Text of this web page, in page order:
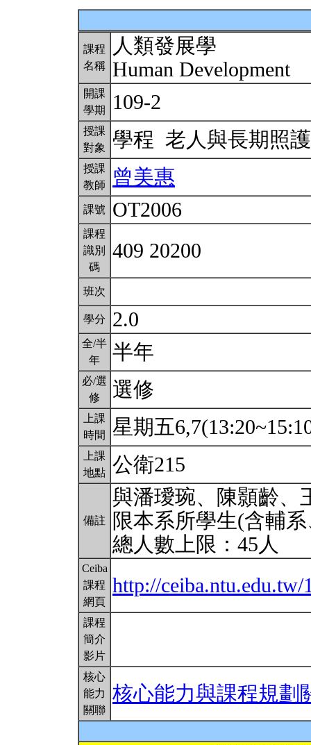
課程
名稱
人類發展學
Human Development
開課
學期
109-2
授課
對象
學程 老人與長期照
授課
教師
曾美惠
課號 OT2006
課程
識別
碼
409 20200
班次
學分 2.0
全/半
年
半年
必/選
修
選修
上課
時間
星期五
上課
地點 公衛215
備註
與潘璦琬、陳顥齡、
限本系所學生(含輔
總人數上限：45人
Ceiba
課程
網頁
http://ceiba.ntu.edu.tw/
課程
簡介
影片
核心
能力
關聯
核心能力與課程規劃